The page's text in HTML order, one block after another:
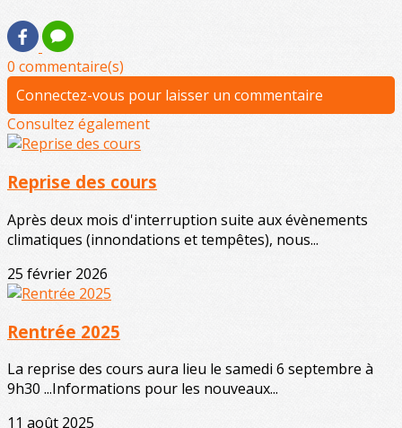
0 commentaire(s)
Connectez-vous pour laisser un commentaire
Consultez également
Reprise des cours
Après deux mois d'interruption suite aux évènements
climatiques (innondations et tempêtes), nous...
25 février 2026
Rentrée 2025
La reprise des cours aura lieu le samedi 6 septembre à
9h30 ...Informations pour les nouveaux...
11 août 2025